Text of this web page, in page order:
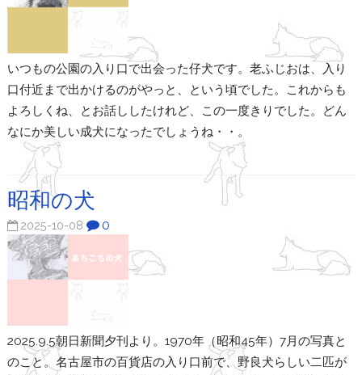
いつもの公園の入り口で出会った仔犬です。老ふじおは、入り
口付近まで出かけるのがやっと、という頃でした。これからも
よろしくね、とお話ししたけれど、この一度きりでした。どん
なにか美しい成犬になったでしょうね・・。
昭和の犬
2025-10-08 0
2025.9.5朝日新聞夕刊より。1970年（昭和45年）7月の写真と
のこと。名古屋市の百貨店の入り口前で、野良犬らしい二匹が